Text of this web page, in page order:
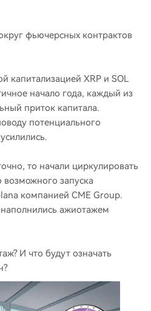
фьючерсных контрактов
капитализацией XRP и SOL
начало года, каждый из
приток капитала.
потенциального
то начали циркулировать
возможного запуска
компанией CME Group.
ажиотажем
И что будут означать